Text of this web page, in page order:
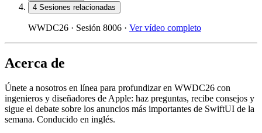
4 Sesiones relacionadas
WWDC26 · Sesión 8006 · Ver vídeo completo
Acerca de
Únete a nosotros en línea para profundizar en WWDC26 con
ingenieros y diseñadores de Apple: haz preguntas, recibe consejos y
sigue el debate sobre los anuncios más importantes de SwiftUI de la
semana. Conducido en inglés.